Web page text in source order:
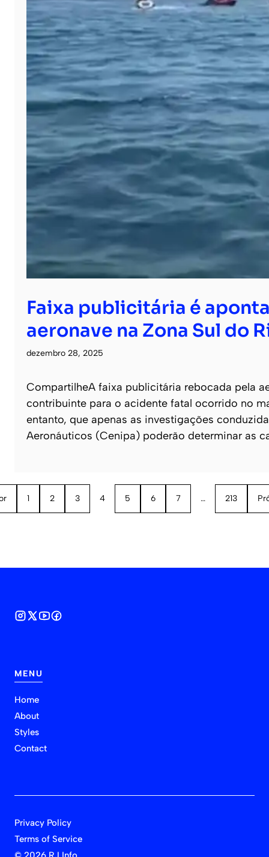
Faixa publicitária é
aeronave na Zona Sul do
dezembro 28, 2025
CompartilheA faixa publicitária rebocada pela
contribuinte para o acidente fatal ocorrido no
entanto, que apenas as investigações
Aeronáuticos (Cenipa) poderão determinar as
1 2 3 4 5 6 7 … 213
MENU
Home
About
Styles
Contact
Privacy Policy
Terms of Service